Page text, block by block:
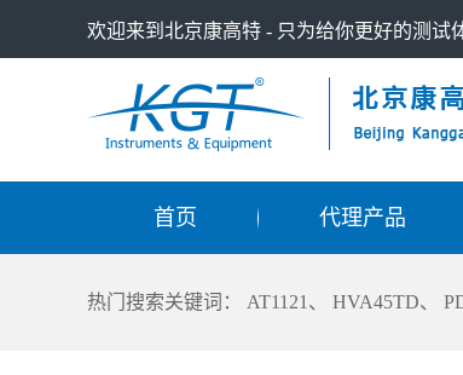
欢迎来到北京康高特 - 只为给你更好的测试
首页 代理产品
热门搜索关键词： AT1121 、 HVA45TD、